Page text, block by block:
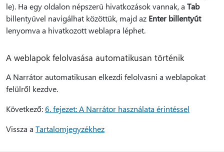
le). Ha egy oldalon népszerű hivatkozások vannak, a Tab
billentyűvel navigálhat közöttük, majd az Enter billentyűt
lenyomva a hivatkozott weblapra léphet.
A weblapok felolvasása automatikusan történik
A Narrátor automatikusan elkezdi felolvasni a weblapokat
felülről kezdve.
Következő: 6. fejezet: A Narrátor használata érintéssel
Vissza a Tartalomjegyzékhez